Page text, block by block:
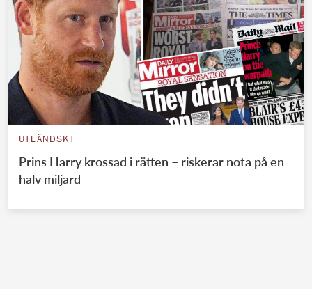
UTLÄNDSKT
Prins Harry krossad i rätten – riskerar nota på en
halv miljard